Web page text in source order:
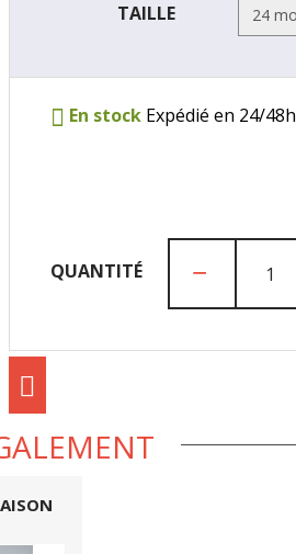
TAILLE
En stockExpédié en 24/48h
QUANTITÉ